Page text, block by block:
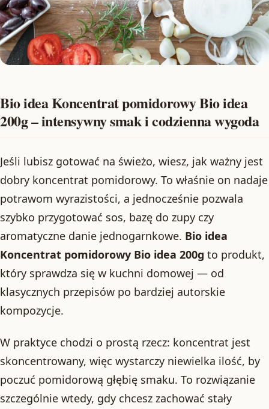
Bio idea Koncentrat pomidorowy Bio idea
200g – intensywny smak i codzienna wygoda
Jeśli lubisz gotować na świeżo, wiesz, jak ważny jest
dobry koncentrat pomidorowy. To właśnie on nadaje
potrawom wyrazistości, a jednocześnie pozwala
szybko przygotować sos, bazę do zupy czy
aromatyczne danie jednogarnkowe. Bio idea
Koncentrat pomidorowy Bio idea 200g to produkt,
który sprawdza się w kuchni domowej — od
klasycznych przepisów po bardziej autorskie
kompozycje.
W praktyce chodzi o prostą rzecz: koncentrat jest
skoncentrowany, więc wystarczy niewielka ilość, by
poczuć pomidorową głębię smaku. To rozwiązanie
szczególnie wtedy, gdy chcesz zachować stały